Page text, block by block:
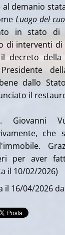
demanio
Luogo del
in stato di
di interventi di
decreto della
dallo
il
Giovanni
che
per aver
il 10/02/2026)
il 16/04/2026